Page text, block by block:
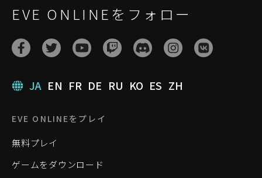
EVE ONLINEをフォロー
JA EN FR DE RU KO ES ZH
EVE ONLINEをプレイ
無料プレイ
ゲームをダウンロード